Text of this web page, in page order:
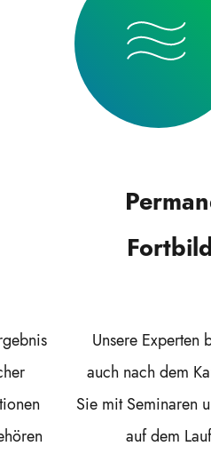
Unsere Experten
auch nach dem
Sie mit Seminaren
auf dem